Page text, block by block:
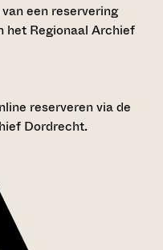
een reservering
het Regionaal Archief
reserveren via de
Dordrecht.